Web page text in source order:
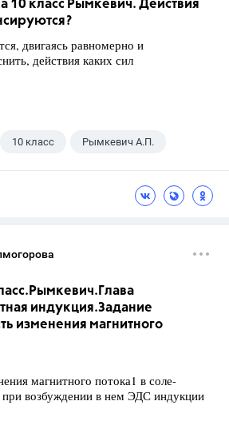
10 класс Рымкевич. Действия
двигаясь равномерно и
действия каких сил
10 класс Рымкевич А.П.
индукция.Задание
изменения магнитного
магнитного потока1 в соле-
при возбуждении в нем ЭДС индукции